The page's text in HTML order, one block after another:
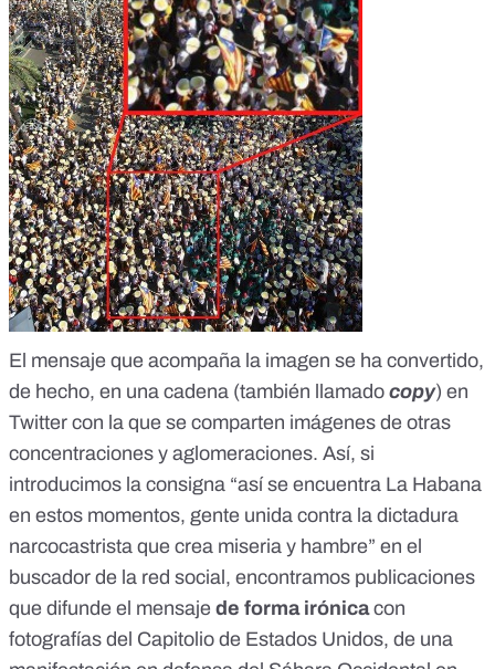
El mensaje que acompaña la imagen se ha convertido,
de hecho, en una cadena (también llamado copy) en
Twitter con la que se comparten imágenes de otras
concentraciones y aglomeraciones. Así, si
introducimos la consigna “así se encuentra La Habana
en estos momentos, gente unida contra la dictadura
narcocastrista que crea miseria y hambre” en el
buscador de la red social, encontramos publicaciones
que difunde el mensaje de forma irónicacon
fotografías del Capitolio de Estados Unidos, de una